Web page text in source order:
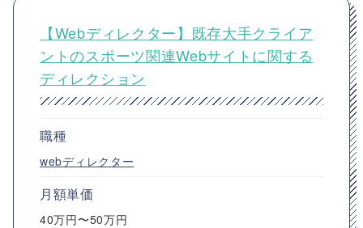
【Webディレクター】既存大手クライア
ントのスポーツ関連Webサイトに関する
ディレクション
職種
webディレクター
月額単価
40万円〜50万円